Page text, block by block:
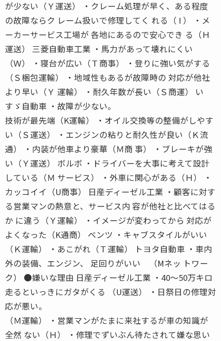
が少ない（Ｙ運送） ・クレーム処理が早く、ある程度
の故障ならク レーム扱いで修理してく れる（ I ） ・メ
ーカーサービス工場が 各地にあるので安心でき る（Ｈ
運送） 三菱自動車工業 ・馬力があって壊れにくい
（Ｗ） ・寝台が広い（Ｔ商事） ・登りに強い気がする
（Ｓ梱包運輸） ・地域性もあるが故障時の 対応が他社
より早い（Ｙ 運輸） ・耐久年数が長い（Ｓ商運） い
すゞ自動車 ・故障が少ない。
技術が最先端（K運輸） ・オイル交換等の整備がしやす
い（Ｓ運送） ・エンジンの粘りと耐久性が良い（Ｋ流
通） ・内装が他車より豪華（Ｍ商 事） ・ブレーキが強
い（Ｙ運送） ボルボ ・ドライバーを大事に考えて設計
している（Ｍ サービス） ・外車に関心がある（Ｈ） ・
カッコイイ（U商事） 日産ディーゼル工業 ・顧客に対す
る営業マンの熱意と、サービス内 容が他社と比べてはる
か に違う（Ｙ運輸） ・イメージが変わってから 対応が
よくなった（K通商） ベンツ ・キャブスタイルがいい
（Ｋ運輸） ・あこがれ（Ｔ運輸） トヨタ自動車 ・車内
外の装備、エンジン、 足回りがいい （Mネッ トワー
ク） ●嫌いな理由 日産ディーゼル工業 ・40〜50万キロ
走るといっきにガタがくる （U運送） ・日祭日の修理対
応が悪い。
（Ｍ運輸） ・営業マンがたまに来社するが車の知識が
全然 ない（Ｈ） ・修理でずいぶん待たされて嫌な思い